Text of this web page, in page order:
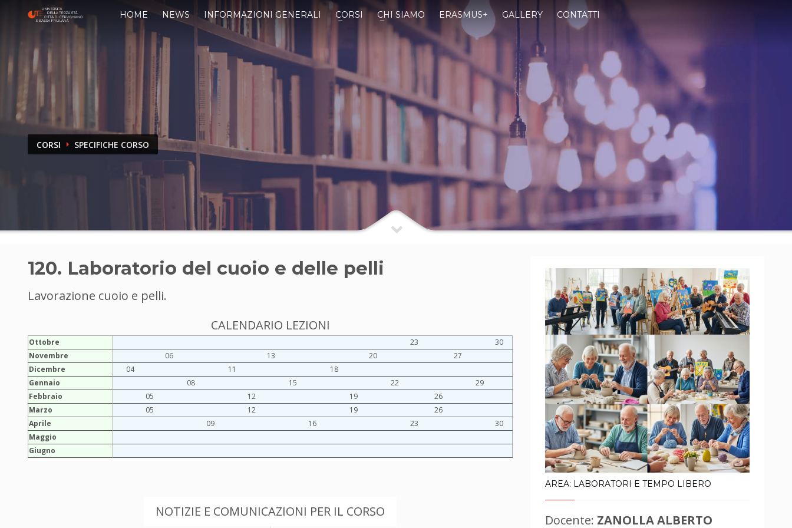
HOME NEWS INFORMAZIONI GENERALI CORSI CHI SIAMO ERASMUS+ GALLERY CONTATTI
CORSI SPECIFICHE CORSO
120. Laboratorio del cuoio e delle pelli
Lavorazione cuoio e pelli.
CALENDARIO LEZIONI
Ottobre 23
30
Novembre
06 13 20
27
Dicembre
04 11
18
Gennaio
08 15 22
29
Febbraio
05 12 19
26
Marzo
05 12 19
26
Aprile
09 16 23
30
Maggio
Giugno
NOTIZIE E COMUNICAZIONI PER IL CORSO
AREA: LABORATORI E TEMPO LIBERO
Docente: ZANOLLA ALBERTO